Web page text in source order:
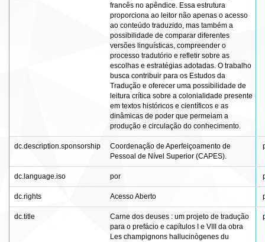
francês no apêndice. Essa estrutura
proporciona ao leitor não apenas o acesso
ao conteúdo traduzido, mas também a
possibilidade de comparar diferentes
versões linguísticas, compreender o
processo tradutório e refletir sobre as
escolhas e estratégias adotadas. O trabalho
busca contribuir para os Estudos da
Tradução e oferecer uma possibilidade de
leitura crítica sobre a colonialidade presente
em textos históricos e científicos e as
dinâmicas de poder que permeiam a
produção e circulação do conhecimento.
dc.description.sponsorship
Coordenação de Aperfeiçoamento de
Pessoal de Nível Superior (CAPES).
dc.language.iso por
dc.rights Acesso Aberto
dc.title
Carne dos deuses : um projeto de tradução
para o prefácio e capítulos I e VIII da obra
Les champignons hallucinògenes du